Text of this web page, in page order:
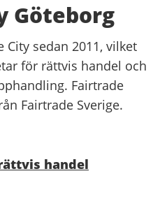
Göteborg
City sedan 2011, vilket
för rättvis handel och
Fairtrade
Fairtrade Sverige.
handel